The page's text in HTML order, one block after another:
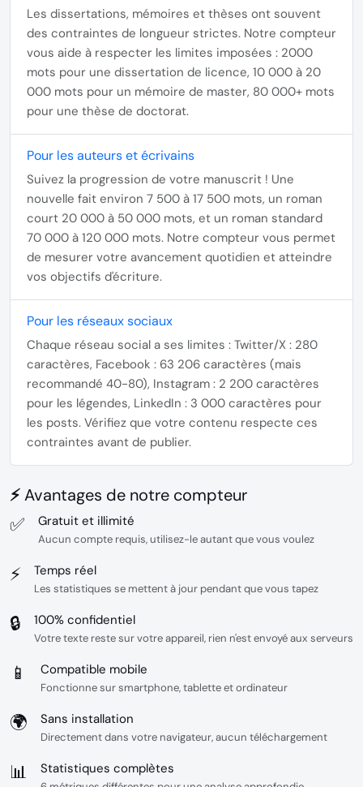
Les dissertations, mémoires et thèses ont souvent
des contraintes de longueur strictes. Notre compteur
vous aide à respecter les limites imposées : 2000
mots pour une dissertation de licence, 10 000 à 20
000 mots pour un mémoire de master, 80 000+ mots
pour une thèse de doctorat.
Pour les auteurs et écrivains
Suivez la progression de votre manuscrit ! Une
nouvelle fait environ 7 500 à 17 500 mots, un roman
court 20 000 à 50 000 mots, et un roman standard
70 000 à 120 000 mots. Notre compteur vous permet
de mesurer votre avancement quotidien et atteindre
vos objectifs d'écriture.
Pour les réseaux sociaux
Chaque réseau social a ses limites : Twitter/X : 280
caractères, Facebook : 63 206 caractères (mais
recommandé 40-80), Instagram : 2 200 caractères
pour les légendes, LinkedIn : 3 000 caractères pour
les posts. Vérifiez que votre contenu respecte ces
contraintes avant de publier.
⚡ Avantages de notre compteur
✅ Gratuit et illimité
Aucun compte requis, utilisez-le autant que vous voulez
⚡ Temps réel
Les statistiques se mettent à jour pendant que vous tapez
🔒 100% confidentiel
Votre texte reste sur votre appareil, rien n'est envoyé aux serveurs
📱 Compatible mobile
Fonctionne sur smartphone, tablette et ordinateur
🌍 Sans installation
Directement dans votre navigateur, aucun téléchargement
📊 Statistiques complètes